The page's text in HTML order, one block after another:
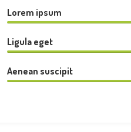
Lorem ipsum
Ligula eget
Aenean suscipit